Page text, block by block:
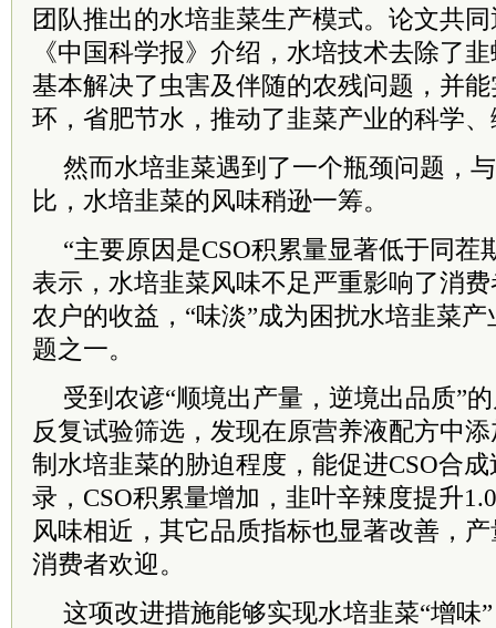
团队推出的水培韭菜生产模式。论文共
《中国科学报》介绍，水培技术去除了
基本解决了虫害及伴随的农残问题，并
环，省肥节水，推动了韭菜产业的科学
然而水培韭菜遇到了一个瓶颈问题，
比，水培韭菜的风味稍逊一筹。
“主要原因是CSO积累量显著低于同茬
表示，水培韭菜风味不足严重影响了消
农户的收益，“味淡”成为困扰水培韭菜
题之一。
受到农谚“顺境出产量，逆境出品质”
反复试验筛选，发现在原营养液配方中
制水培韭菜的胁迫程度，能促进CSO合
录，CSO积累量增加，韭叶辛辣度提升
风味相近，其它品质指标也显著改善，
消费者欢迎。
这项改进措施能够实现水培韭菜“增味